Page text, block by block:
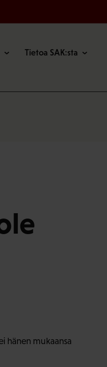
Tietoa SAK:sta
hänen mukaansa